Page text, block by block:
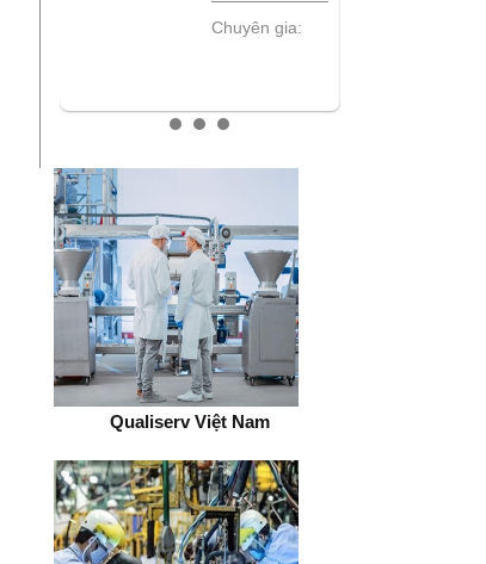
Chuyên gia:
Qualiserv Việt Nam